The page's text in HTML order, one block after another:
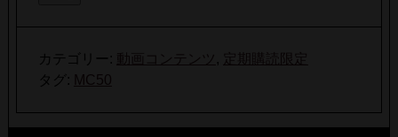
カテゴリー: 動画コンテンツ , 定期購読限定
タグ: MC50